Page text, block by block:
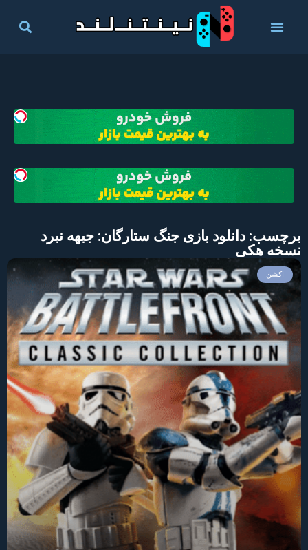
برچسب: دانلود بازی جنگ ستارگان: جبهه نبرد
نسخه هکی
اکشن